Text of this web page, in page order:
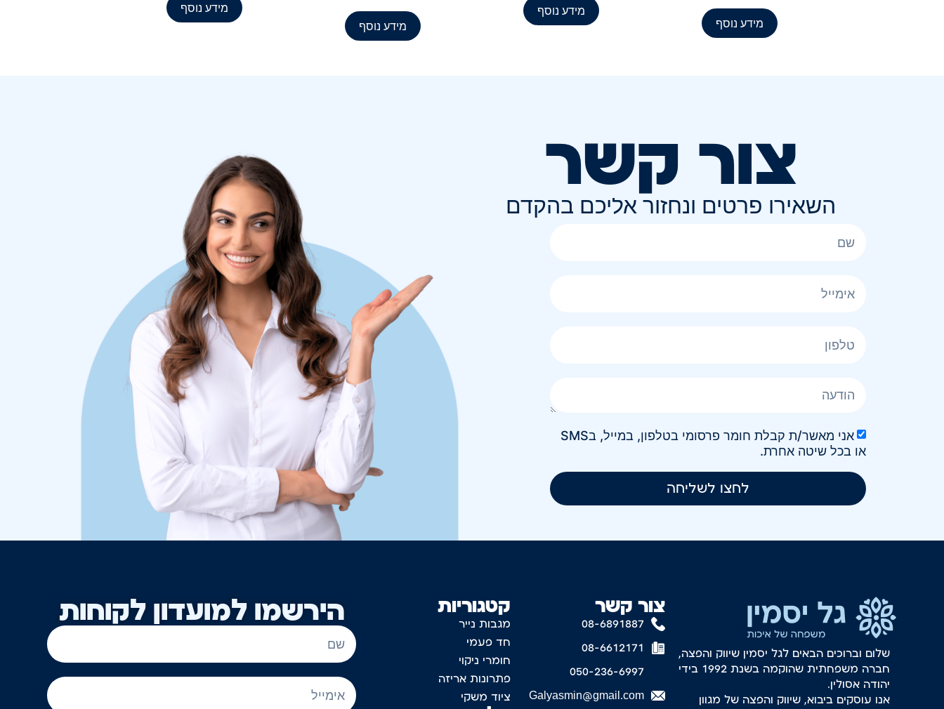
מידע נוסף
מידע נוסף
מידע נוסף
מידע נוסף
צור קשר
השאירו פרטים ונחזור אליכם בהקדם
אני מאשר/ת קבלת חומר פרסומי בטלפון, במייל, בSMS
או בכל שיטה אחרת.
לחצו לשליחה
הירשמו למועדון לקוחות קטגוריות
מגבות נייר
חד פעמי
חומרי ניקוי
פתרונות אריזה
ציוד משקי
צור קשר
08-6891887
08-6612171
050-236-6997
Galyasmin@gmail.com
שלום וברוכים הבאים לגל יסמין שיווק והפצה,
חברה משפחתית שהוקמה בשנת 1992 בידי
יהודה אסולין.
אנו עוסקים ביבוא, שיווק והפצה של מגוון